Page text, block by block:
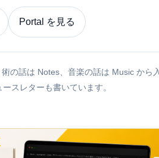
Portal を見る
の話は Notes、音楽の話は Music から
スレターも書いています。